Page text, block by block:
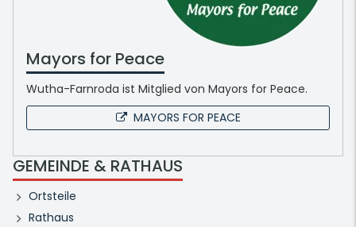
Mayors for Peace
Wutha-Farnroda ist Mitglied von Mayors for Peace.
MAYORS FOR PEACE
GEMEINDE & RATHAUS
Ortsteile
Rathaus